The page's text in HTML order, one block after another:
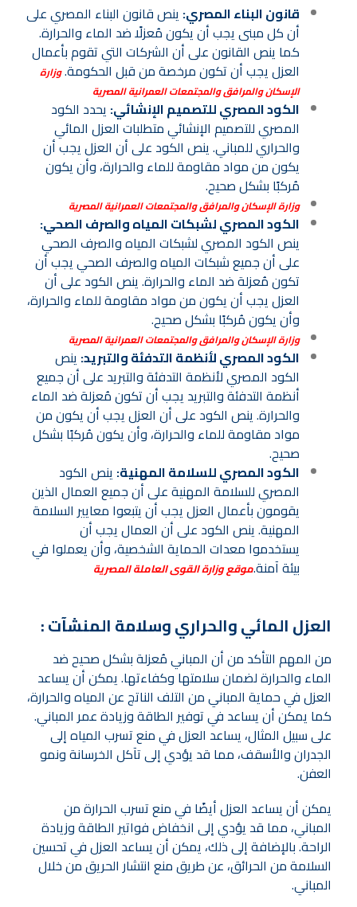
قانون البناء المصري: ينص قانون البناء المصري على
أن كل مبنى يجب أن يكون مُعزلًا ضد الماء والحرارة.
كما ينص القانون على أن الشركات التي تقوم بأعمال
العزل يجب أن تكون مرخصة من قبل الحكومة.وزارة
الإسكان والمرافق والمجتمعات العمرانية المصرية
الكود المصري للتصميم الإنشائي: يحدد الكود
المصري للتصميم الإنشائي متطلبات العزل المائي
والحراري للمباني. ينص الكود على أن العزل يجب أن
يكون من مواد مقاومة للماء والحرارة، وأن يكون
مُركبًا بشكل صحيح.
وزارة الإسكان والمرافق والمجتمعات العمرانية المصرية
الكود المصري لشبكات المياه والصرف الصحي:
ينص الكود المصري لشبكات المياه والصرف الصحي
على أن جميع شبكات المياه والصرف الصحي يجب أن
تكون مُعزلة ضد الماء والحرارة. ينص الكود على أن
العزل يجب أن يكون من مواد مقاومة للماء والحرارة،
وأن يكون مُركبًا بشكل صحيح.
وزارة الإسكان والمرافق والمجتمعات العمرانية المصرية
الكود المصري لأنظمة التدفئة والتبريد: ينص
الكود المصري لأنظمة التدفئة والتبريد على أن جميع
أنظمة التدفئة والتبريد يجب أن تكون مُعزلة ضد الماء
والحرارة. ينص الكود على أن العزل يجب أن يكون من
مواد مقاومة للماء والحرارة، وأن يكون مُركبًا بشكل
صحيح.
الكود المصري للسلامة المهنية: ينص الكود
المصري للسلامة المهنية على أن جميع العمال الذين
يقومون بأعمال العزل يجب أن يتبعوا معايير السلامة
المهنية. ينص الكود على أن العمال يجب أن
يستخدموا معدات الحماية الشخصية، وأن يعملوا في
بيئة آمنة.موقع وزارة القوى العاملة المصرية
العزل المائي والحراري وسلامة المنشآت :
من المهم التأكد من أن المباني مُعزلة بشكل صحيح ضد
الماء والحرارة لضمان سلامتها وكفاءتها. يمكن أن يساعد
العزل في حماية المباني من التلف الناتج عن المياه والحرارة،
كما يمكن أن يساعد في توفير الطاقة وزيادة عمر المباني.
على سبيل المثال، يساعد العزل في منع تسرب المياه إلى
الجدران والأسقف، مما قد يؤدي إلى تآكل الخرسانة ونمو
العفن.
يمكن أن يساعد العزل أيضًا في منع تسرب الحرارة من
المباني، مما قد يؤدي إلى انخفاض فواتير الطاقة وزيادة
الراحة. بالإضافة إلى ذلك، يمكن أن يساعد العزل في تحسين
السلامة من الحرائق، عن طريق منع انتشار الحريق من خلال
المباني.